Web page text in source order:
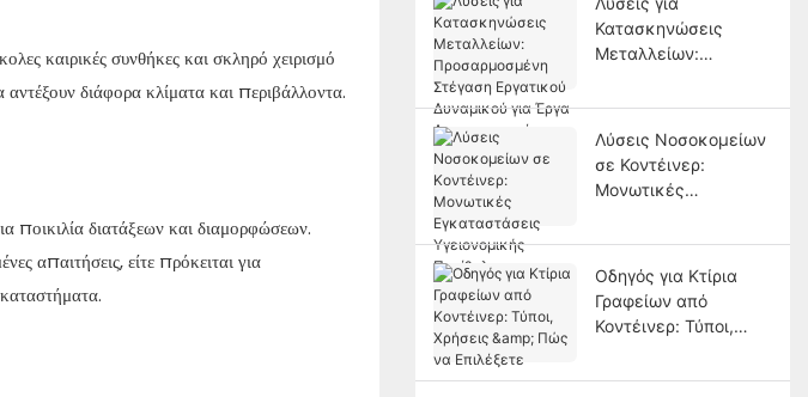
καιρικές συνθήκες και σκληρό χειρισμό
διάφορα κλίματα και περιβάλλοντα.
ποικιλία διατάξεων και διαμορφώσεων.
απαιτήσεις, είτε πρόκειται για
Κατασκηνώσεις
Μεταλλείων:
Στέγαση Εργατικού
Δυναμικού για Έργα
Απομακρυσμένης
Μεταλλευτικής
Ανάπτυξης
Λύσεις Νοσοκομείων
σε Κοντέινερ:
Μονωτικές
Υγειονομικής
Περίθαλψης για
Ταχεία Ανάπτυξη
Οδηγός για Κτίρια
Γραφείων από
Κοντέινερ: Τύποι,
Επιλέξετε